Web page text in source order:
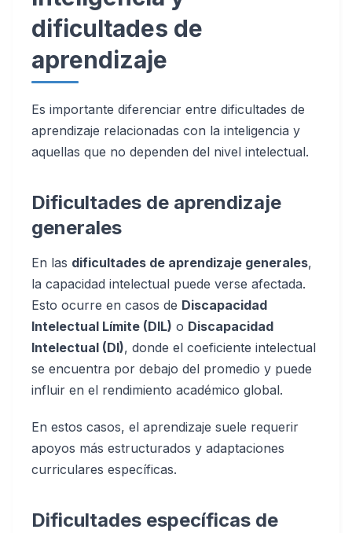
dificultades de
aprendizaje
Es importante diferenciar entre dificultades de
aprendizaje relacionadas con la inteligencia y
aquellas que no dependen del nivel intelectual.
Dificultades de aprendizaje
generales
En las dificultades de aprendizaje generales,
la capacidad intelectual puede verse afectada.
Esto ocurre en casos de Discapacidad
Intelectual Límite (DIL) o Discapacidad
Intelectual (DI), donde el coeficiente intelectual
se encuentra por debajo del promedio y puede
influir en el rendimiento académico global.
En estos casos, el aprendizaje suele requerir
apoyos más estructurados y adaptaciones
curriculares específicas.
Dificultades específicas de